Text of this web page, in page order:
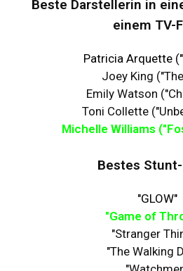
Beste Darstellerin in
einem TV-
Patricia Arquette
Joey King
Emily Watson
Toni Collette
Michelle Williams
Bestes
"GLOW"
"Game of
"Stranger
"The Walking